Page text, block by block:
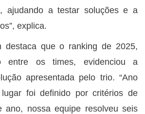
ajudando a testar soluções e a
explica.
destaca que o ranking de 2025,
entre os times, evidenciou a
apresentada pelo trio. “Ano
foi definido por critérios de
ano, nossa equipe resolveu seis